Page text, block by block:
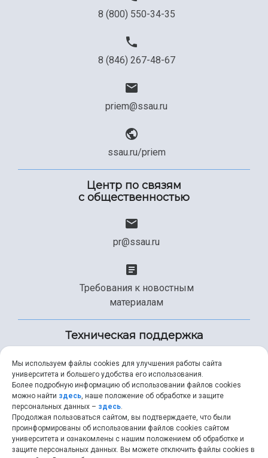
8 (800) 550-34-35
8 (846) 267-48-67
priem@ssau.ru
ssau.ru/priem
Центр по связям
с общественностью
pr@ssau.ru
Требования к новостным
материалам
Техническая поддержка
+7 (846) 267-49-99
help@ssau.ru
Мы используем файлы cookies для улучшения работы сайта
университета и большего удобства его использования.
Более подробную информацию об использовании файлов cookies
можно найти здесь, наше положение об обработке и защите
персональных данных – здесь.
Продолжая пользоваться сайтом, вы подтверждаете, что были
проинформированы об использовании файлов cookies сайтом
университета и ознакомлены с нашим положением об обработке и
защите персональных данных. Вы можете отключить файлы cookies в